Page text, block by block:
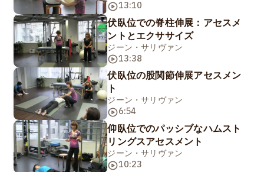
13:10
伏臥位での脊柱伸展：アセスメ
ントとエクササイズ
ジーン・サリヴァン
13:38
伏臥位の股関節伸展アセスメン
ト
ジーン・サリヴァン
6:54
仰臥位でのパッシブなハムスト
リングスアセスメント
ジーン・サリヴァン
10:23